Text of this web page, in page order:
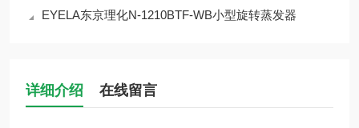
EYELA东京理化N-1210BTF-WB小型旋转蒸发器
详细介绍 在线留言